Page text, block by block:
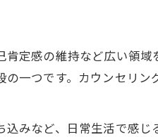
視すべきポイント
方と効果の違い
る前に知っておくべきこと
定感の維持など広い領
一つです。カウンセリ
みなど、日常生活で感